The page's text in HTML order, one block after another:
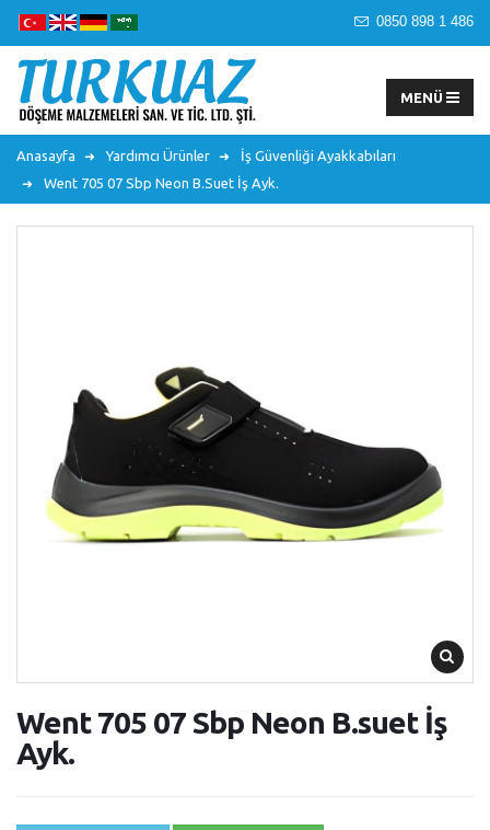
0850 898 1 486
Anasayfa Yardımcı Ürünler
İş Güvenliği Ayakkabıları
Went 705 07 Sbp Neon B.suet İş Ayk.
Went 705 07 Sbp Neon B.suet İş
Ayk.